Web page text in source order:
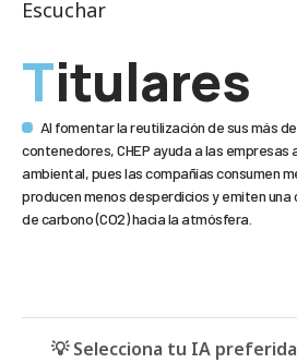
Escuchar
Titulares
Al fomentar la reutilización de sus más
contenedores, CHEP ayuda a las empresas
ambiental, pues las compañías consumen
producen menos desperdicios y emiten
de carbono (CO2) hacia la atmósfera.
💡 Selecciona tu IA